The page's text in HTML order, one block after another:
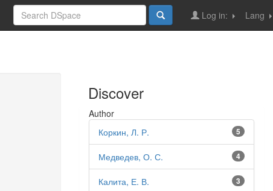
Lang
Log in:
Discover
Author
5
Коркин, Л. Р.
4
Медведев, О. С.
3
Калита, Е. В.